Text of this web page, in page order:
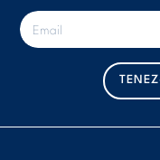
E
-
m